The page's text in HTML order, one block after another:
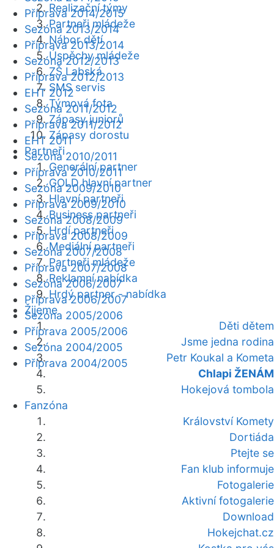
Realizační týmy
Partneři mládeže
Nábor dětí
Úspěchy mládeže
ZŠ Labská
SMS servis
Týmová fota
Zápasy juniorů
Zápasy dorostu
Partneři
Generální partner
GOLD hlavní partner
Hlavní partneři
Business partneři
Hrdí partneři
Mediální partneři
Partneři mládeže
Reklamní nabídka
Hrdý partner - nabídka
Žijeme
Děti dětem
Jsme jedna rodina
Petr Koukal a Kometa
Chlapi ŽENÁM
Hokejová tombola
Fanzóna
Království Komety
Dortiáda
Ptejte se
Fan klub informuje
Fotogalerie
Aktivní fotogalerie
Download
Hokejchat.cz
Příprava 2014/2015
Sezóna 2013/2014
Příprava 2013/2014
Sezóna 2012/2013
Příprava 2012/2013
EHT 2012
Sezóna 2011/2012
Příprava 2011/2012
EHT 2011
Sezóna 2010/2011
Příprava 2010/2011
Sezóna 2009/2010
Příprava 2009/2010
Sezóna 2008/2009
Příprava 2008/2009
Sezóna 2007/2008
Příprava 2007/2008
Sezóna 2006/2007
Příprava 2006/2007
Sezóna 2005/2006
Příprava 2005/2006
Sezóna 2004/2005
Příprava 2004/2005